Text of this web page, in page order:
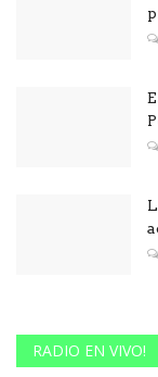
RADIO EN VIVO!